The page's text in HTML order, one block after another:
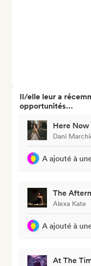
Il/elle leur a
opportunités…
Here Now
Dani
A ajouté à
The
Alexa Kate
A ajouté à
At The